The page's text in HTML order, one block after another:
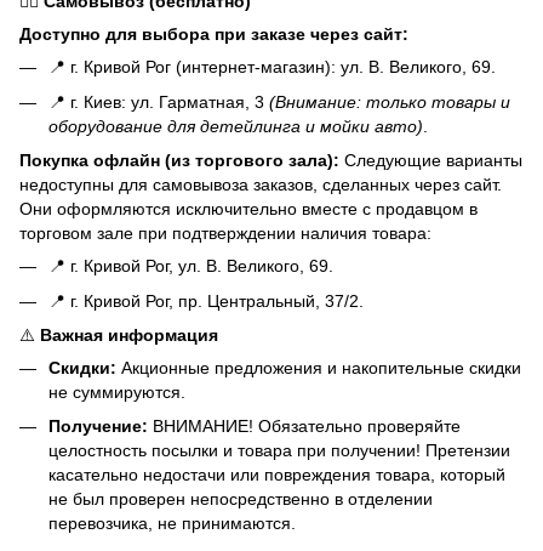
Доступно для выбора при заказе через сайт:
📍 г. Кривой Рог (интернет-магазин): ул. В. Великого, 69.
📍 г. Киев: ул. Гарматная, 3 (Внимание: только товары и
оборудование для детейлинга и мойки авто)
Покупка офлайн (из торгового зала): Следующие варианты
недоступны для самовывоза заказов, сделанных через сайт.
Они оформляются исключительно вместе с продавцом в
торговом зале при подтверждении наличия товара:
📍 г. Кривой Рог, ул. В. Великого, 69.
📍 г. Кривой Рог, пр. Центральный, 37/2.
⚠️ Важная информация
Скидки: Акционные предложения и накопительные скидки
не суммируются.
Получение: ВНИМАНИЕ! Обязательно проверяйте
целостность посылки и товара при получении! Претензии
касательно недостачи или повреждения товара, который
не был проверен непосредственно в отделении
перевозчика, не принимаются.